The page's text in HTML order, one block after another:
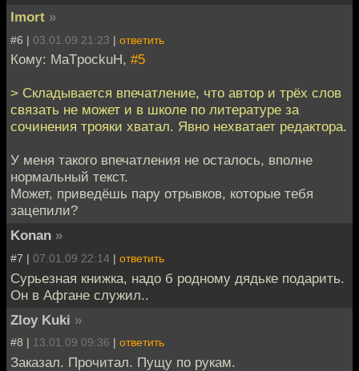
Imort »
#6 | 03.01.09 21:23 | ответить
Кому: MaTpockuH, #5
> Складывается впечатление, что автор и трёх слов
связать не может и в школе по литературе за
сочинения трояки хватал. Явно нехватает редактора.
У меня такого впечатления не осталось, вполне
нормальный текст.
Может, приведёшь пару отрывков, которые тебя
зацепили?
Konan »
#7 | 07.01.09 22:14 | ответить
Сурьезная книжка, надо б родному дядьке подарить.
Он в Афгане служил..
Zloy Kuki »
#8 | 13.01.09 09:36 | ответить
Заказал. Прочитал. Пущу по рукам.